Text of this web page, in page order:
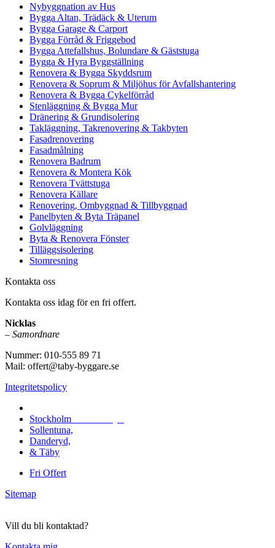
Nybyggnation av Hus
Bygga Altan, Trädäck & Uterum
Bygga Garage & Carport
Bygga Förråd & Friggebod
Bygga Attefallshus, Bolundare & Gäststuga
Bygga & Hyra Byggställning
Renovera & Bygga Skyddsrum
Renovera & Soprum & Miljöhus för Avfallshantering
Renovera & Bygga Cykelförråd
Stenläggning & Bygga Mur
Dränering & Grundisolering
Takläggning, Takrenovering & Takbyten
Fasadrenovering
Fasadmålning
Renovera Badrum
Renovera & Montera Kök
Renovera Tvättstuga
Renovera Källare
Renovering, Ombyggnad & Tillbyggnad
Panelbyten & Byta Träpanel
Golvläggning
Byta & Renovera Fönster
Tilläggsisolering
Stomresning
Kontakta oss
Kontakta oss idag för en fri offert.
Nicklas
– Samordnare
Nummer: 010-555 89 71
Mail: offert@taby-byggare.se
Integritetspolicy
Stockholm
Sollentuna,
Danderyd,
& Täby
Fri Offert
Sitemap
Vill du bli kontaktad?